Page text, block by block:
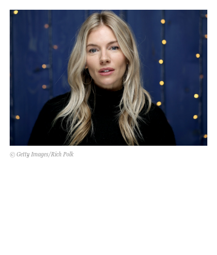
© Getty Images/Rich Polk